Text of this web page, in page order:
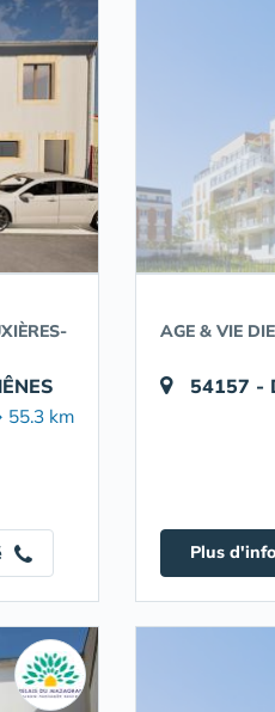
55.3 km
AGE & VIE
54157 -
Plus